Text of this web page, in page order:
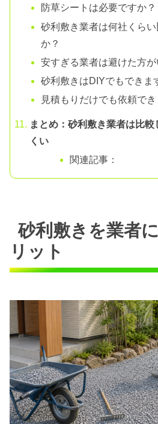
防草シートは必要ですか？
砂利敷き業者は何社くら
か？
安すぎる業者は避けた方が
砂利敷きはDIYでもできま
見積もりだけでも依頼でき
まとめ：砂利敷き業者は比
くい
関連記事：
砂利敷きを業者
リット